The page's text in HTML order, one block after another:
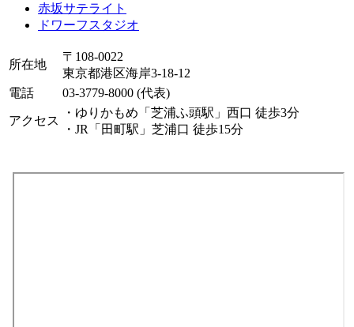
赤坂サテライト
ドワーフスタジオ
所在地
〒108-0022
東京都港区海岸3-18-12
電話
03-3779-8000 (代表)
アクセス
・ゆりかもめ「芝浦ふ頭駅」西口 徒歩3分
・JR「田町駅」芝浦口 徒歩15分